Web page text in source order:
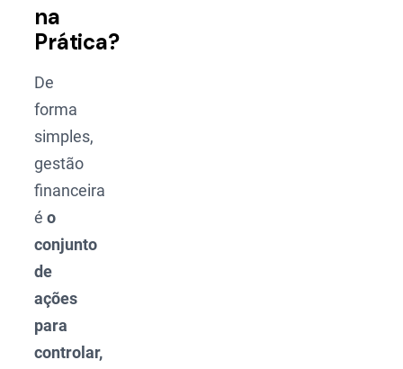
na
Prática?
De
forma
simples,
gestão
financeira
éo
conjunto
de
ações
para
controlar,